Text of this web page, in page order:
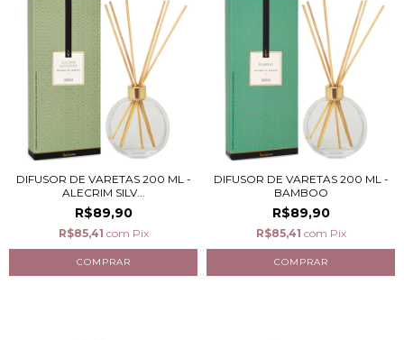
DIFUSOR DE VARETAS 200 ML -
ALECRIM SILV...
R$89,90
R$85,41 com Pix
DIFUSOR DE VARETAS 200 ML -
BAMBOO
R$89,90
R$85,41 com Pix